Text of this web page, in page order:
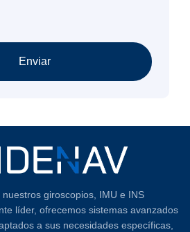
Enviar
giroscopios, IMU e INS
líder, ofrecemos sistemas avanzados
a sus necesidades específicas,